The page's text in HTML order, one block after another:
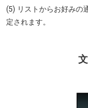
(5) リストからお好みの
定されます。